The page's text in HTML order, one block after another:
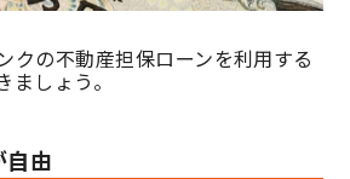
クの不動産担保ローンを利用する
しょう。
自由